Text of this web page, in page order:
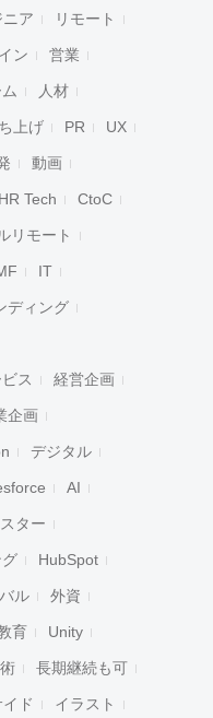
ア リモート
ン 営業
人材
上げ PR UX
動画
HR Tech CtoC
リモート
IT
ディング
ス 経営企画
企画
デジタル
AI
ター
HubSpot
ル 外資
育 Unity
長期継続も可
ド イラスト